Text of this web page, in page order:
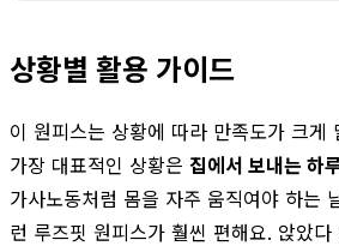
상황별 활용 가이드
이 원피스는 상황에 따라 만족도가 크게
가장 대표적인 상황은 집에서 보내는 하
가사노동처럼 몸을 자주 움직여야 하는
런 루즈핏 원피스가 훨씬 편해요. 앉았